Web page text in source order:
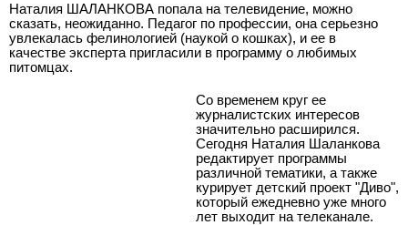
Наталия ШАЛАНКОВА попала на телевидение, можно
сказать, неожиданно. Педагог по профессии, она серьезно
увлекалась фелинологией (наукой о кошках), и ее в
качестве эксперта пригласили в программу о любимых
питомцах.
Со временем круг ее
журналистских интересов
значительно расширился.
Сегодня Наталия Шаланкова
редактирует программы
различной тематики, а также
курирует детский проект "Диво",
который ежедневно уже много
лет выходит на телеканале.